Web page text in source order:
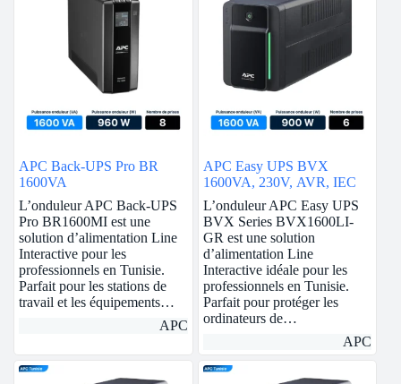
APC Back-UPS Pro BR
1600VA
L’onduleur APC Back-UPS
Pro BR1600MI est une
solution d’alimentation Line
Interactive pour les
professionnels en Tunisie.
Parfait pour les stations de
travail et les équipements…
APC
APC Easy UPS BVX
1600VA, 230V, AVR, IEC
L’onduleur APC Easy UPS
BVX Series BVX1600LI-
GR est une solution
d’alimentation Line
Interactive idéale pour les
professionnels en Tunisie.
Parfait pour protéger les
ordinateurs de…
APC